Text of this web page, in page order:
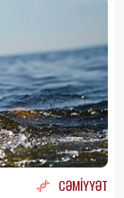
CƏMİYYƏT